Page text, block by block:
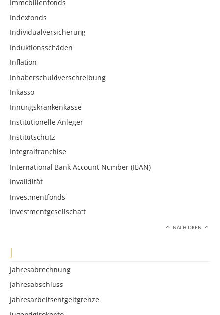
Immobilienfonds
Indexfonds
Individualversicherung
Induktionsschäden
Inflation
Inhaberschuldverschreibung
Inkasso
Innungskrankenkasse
Institutionelle Anleger
Institutschutz
Integralfranchise
International Bank Account Number (IBAN)
Invalidität
Investmentfonds
Investmentgesellschaft
NACH OBEN
J
Jahresabrechnung
Jahresabschluss
Jahresarbeitsentgeltgrenze